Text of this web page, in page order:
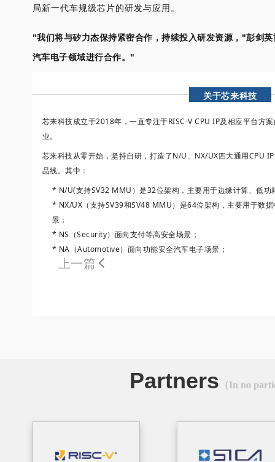
局新一代车规级芯片的研发与应用。
"我们将与矽力杰保持紧密合作，持续投入研发资源， "彭剑英
汽车电子领域进行合作。 "
关于芯来科技
芯来科技成立于2018年，一直专注于RISC-V CPU IP及相应平台方
业。
芯来科技从零开始，坚持自研，打造了N/U、NX/UX四大通用CPU
品线。 其中：
* N/U(支持SV32 MMU）是32位架构，主要用于边缘计算、低功
* NX/UX（支持SV39和SV48 MMU）是64位架构，主要用于数
景；
* NS（Security）面向支付等高安全场景；
* NA（Automotive）面向功能安全汽车电子场景；
上一篇
Partners （In no